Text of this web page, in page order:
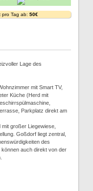
pro Tag ab: 50€
Lage des
mit Smart TV,
Küche (Herd mit
Parkplatz direkt am
großer Liegewiese,
Goßdorf liegt zentral,
des
auch direkt von der